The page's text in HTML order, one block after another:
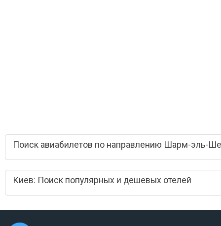
Поиск авиабилетов по направлению Шарм-эль-
Киев: Поиск популярных и дешевых отелей